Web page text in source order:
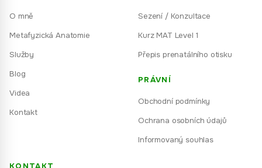
O mně
Metafyzická Anatomie
Služby
Blog
Videa
Kontakt
Sezení / Konzultace
Kurz MAT Level 1
Přepis prenatálního otisku
PRÁVNÍ
Obchodní podmínky
Ochrana osobních údajů
Informovaný souhlas
KONTAKT